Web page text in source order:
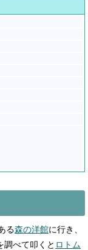
る森の洋館に行き、
調べて叩くと ロトム